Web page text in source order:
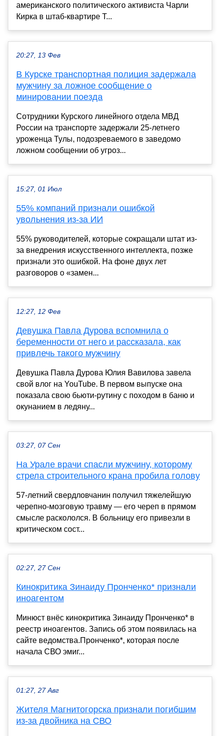
американского политического активиста Чарли
Кирка в штаб-квартире T...
20:27, 13 Фев
В Курске транспортная полиция задержала
мужчину за ложное сообщение о
минировании поезда
Сотрудники Курского линейного отдела МВД
России на транспорте задержали 25-летнего
уроженца Тулы, подозреваемого в заведомо
ложном сообщении об угроз...
15:27, 01 Июл
55% компаний признали ошибкой
увольнения из-за ИИ
55% руководителей, которые сокращали штат из-
за внедрения искусственного интеллекта, позже
признали это ошибкой. На фоне двух лет
разговоров о «замен...
12:27, 12 Фев
Девушка Павла Дурова вспомнила о
беременности от него и рассказала, как
привлечь такого мужчину
Девушка Павла Дурова Юлия Вавилова завела
свой влог на YouTube. В первом выпуске она
показала свою бьюти-рутину с походом в баню и
окунанием в ледяну...
03:27, 07 Сен
На Урале врачи спасли мужчину, которому
стрела строительного крана пробила голову
57-летний свердловчанин получил тяжелейшую
черепно-мозговую травму — его череп в прямом
смысле раскололся. В больницу его привезли в
критическом сост...
02:27, 27 Сен
Кинокритика Зинаиду Пронченко* признали
иноагентом
Минюст внёс кинокритика Зинаиду Пронченко* в
реестр иноагентов. Запись об этом появилась на
сайте ведомства.Пронченко*, которая после
начала СВО эмиг...
01:27, 27 Авг
Жителя Магнитогорска признали погибшим
из-за двойника на СВО